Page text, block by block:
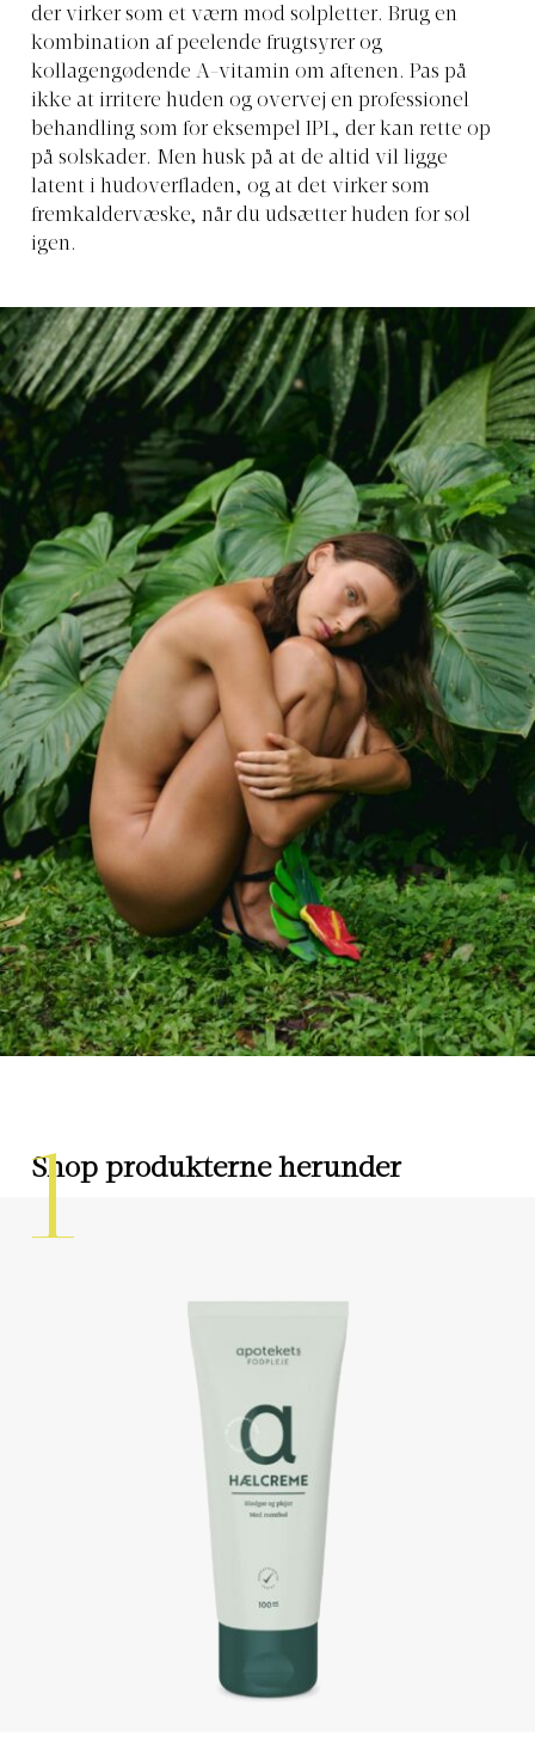
der virker som et værn mod solpletter. Brug en
kombination af peelende frugtsyrer og
kollagengødende A-vitamin om aftenen. Pas på
ikke at irritere huden og overvej en professionel
behandling som for eksempel IPL, der kan rette op
på solskader. Men husk på at de altid vil ligge
latent i hudoverfladen, og at det virker som
fremkaldervæske, når du udsætter huden for sol
igen.
Shop produkterne herunder
1